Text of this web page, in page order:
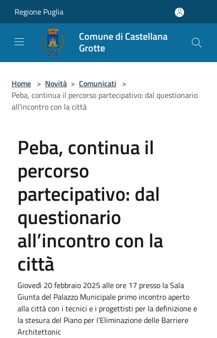
Regione Puglia
Comune di Castellana
Grotte
Home > Novità > Comunicati >
Peba, continua il percorso partecipativo: dal questionario
all’incontro con la città
Peba, continua il
percorso
partecipativo: dal
questionario
all’incontro con la
città
Giovedì 20 febbraio 2025 alle ore 17 presso la Sala
Giunta del Palazzo Municipale primo incontro aperto
alla città con i tecnici e i progettisti per la definizione e
la stesura del Piano per l’Eliminazione delle Barriere
Architettonic